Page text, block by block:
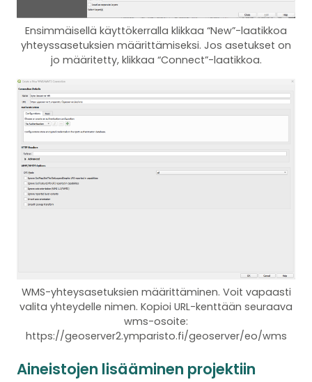
Ensimmäisellä käyttökerralla klikkaa “New”-laatikkoa
yhteyssasetuksien määrittämiseksi. Jos asetukset on
jo määritetty, klikkaa “Connect”-laatikkoa.
WMS-yhteysasetuksien määrittäminen. Voit vapaasti
valita yhteydelle nimen. Kopioi URL-kenttään seuraava
wms-osoite:
https://geoserver2.ymparisto.fi/geoserver/eo/wms
Aineistojen lisääminen projektiin